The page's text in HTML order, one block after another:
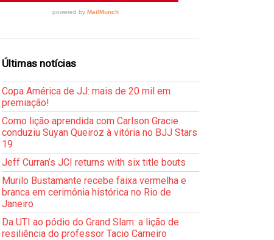
Últimas notícias
Copa América de JJ: mais de 20 mil em
premiação!
Como lição aprendida com Carlson Gracie
conduziu Suyan Queiroz à vitória no BJJ Stars
19
Jeff Curran’s JCI returns with six title bouts
Murilo Bustamante recebe faixa vermelha e
branca em cerimônia histórica no Rio de
Janeiro
Da UTI ao pódio do Grand Slam: a lição de
resiliência do professor Tacio Carneiro